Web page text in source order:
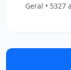
Geral • 5327